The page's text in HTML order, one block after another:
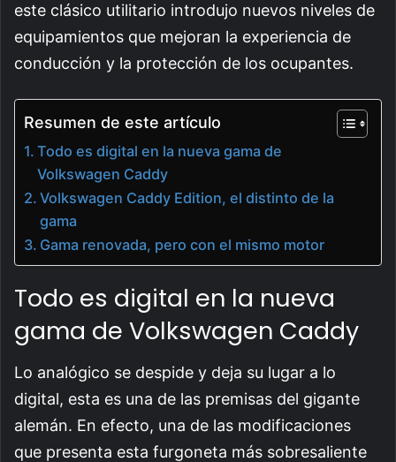
este clásico utilitario introdujo nuevos niveles de
equipamientos que mejoran la experiencia de
conducción y la protección de los ocupantes.
Resumen de este artículo
Todo es digital en la nueva gama de
Volkswagen Caddy
Volkswagen Caddy Edition, el distinto de la
gama
Gama renovada, pero con el mismo motor
Todo es digital en la nueva
gama de Volkswagen Caddy
Lo analógico se despide y deja su lugar a lo
digital, esta es una de las premisas del gigante
alemán. En efecto, una de las modificaciones
que presenta esta furgoneta más sobresaliente